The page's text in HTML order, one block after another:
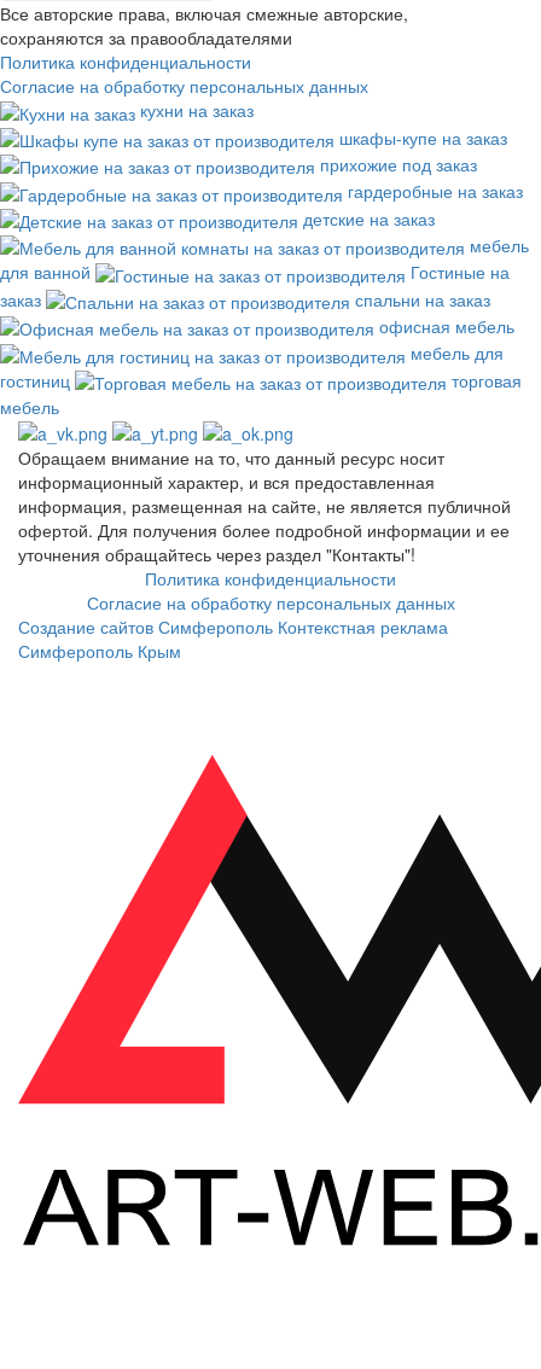
Все авторские права, включая смежные авторские,
сохраняются за правообладателями
Политика конфиденциальности
Согласие на обработку персональных данных
кухни на заказ
шкафы-купе на заказ
прихожие под заказ
гардеробные на заказ
детские на заказ
мебель
для ванной
Гостиные на
заказ
спальни на заказ
офисная мебель
мебель для
гостиниц
торговая
мебель
Обращаем внимание на то, что данный ресурс носит
информационный характер, и вся предоставленная
информация, размещенная на сайте, не является публичной
офертой. Для получения более подробной информации и ее
уточнения обращайтесь через раздел "Контакты"!
Политика конфиденциальности
Согласие на обработку персональных данных
Создание сайтов Симферополь Контекстная реклама
Симферополь Крым